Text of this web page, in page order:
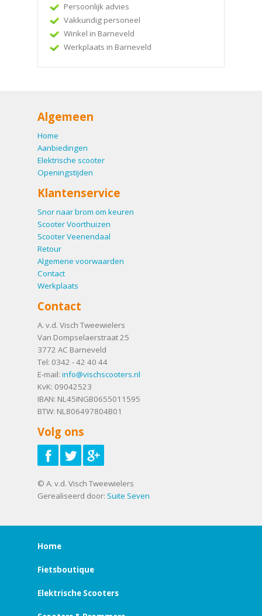
Persoonlijk advies
Vakkundig personeel
Winkel in Barneveld
Werkplaats in Barneveld
Algemeen
Home
Aanbiedingen
Elektrische scooter
Openingstijden
Klantenservice
Snor naar brom om keuren
Scooter Voorthuizen
Scooter Veenendaal
Retour
Algemene voorwaarden
Contact
Werkplaats
Contact
A. v.d. Visch Tweewielers
Van Dompselaerstraat 25
3772 AC Barneveld
Tel: 0342 - 42 40 44
E-mail: info@vischscooters.nl
KvK: 09042523
IBAN: NL45INGB0655011595
BTW: NL806497804B01
Volg ons
© A. v.d. Visch Tweewielers
Gerealiseerd door: Suite Seven
Home
Fietsboutique
Elektrische Scooters